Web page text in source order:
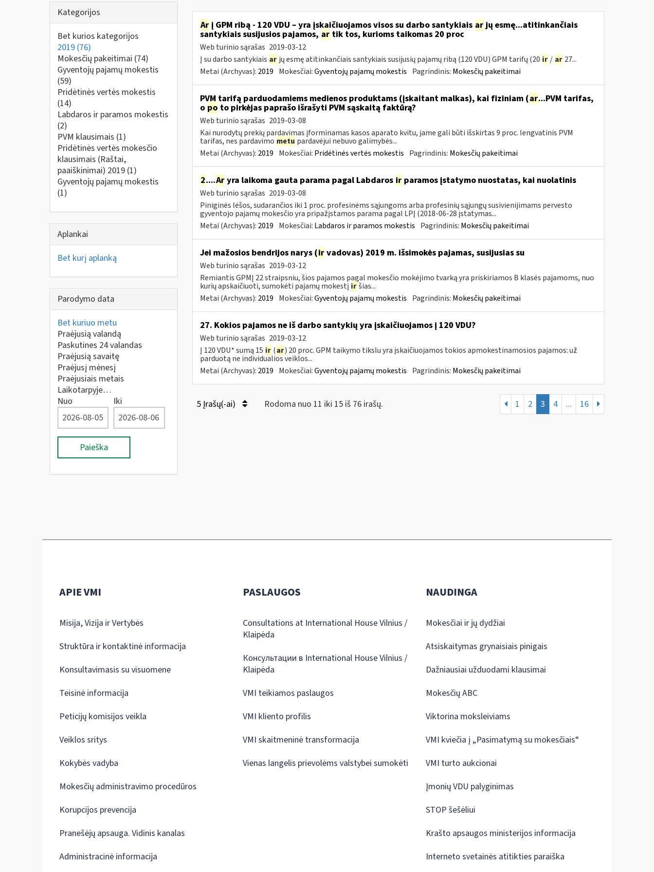
Kategorijos
Bet kurios kategorijos
2019 (76)
Mokesčių pakeitimai (74)
Gyventojų pajamų mokestis
(59)
Pridėtinės vertės mokestis
(14)
Labdaros ir paramos mokestis
(2)
PVM klausimais (1)
Pridėtinės vertės mokesčio
klausimais (Raštai,
paaiškinimai) 2019 (1)
Gyventojų pajamų mokestis
(1)
Aplankai
Bet kurį aplanką
Parodymo data
Bet kuriuo metu
Praėjusią valandą
Paskutines 24 valandas
Praėjusią savaitę
Praėjusį mėnesį
Praėjusiais metais
Laikotarpyje…
Nuo
Iki
Paieška
Arį GPM ribą - 120 VDU – yra įskaičiuojamos visos su darbo santykiais arjų esmę...atitinkančiais
santykiais susijusios pajamos, artik tos, kurioms taikomas 20 proc
Web turinio sąrašas 2019-03-12
Į su darbo santykiais ar jų esmę atitinkančiais santykiais susijusių pajamų ribą (120 VDU) GPM tarifų (20 ir / ar 27...
Metai (Archyvas): 2019 Mokesčiai:Gyventojų pajamų mokestis Pagrindinis: Mokesčių pakeitimai
PVM tarifą parduodamiems medienos produktams (įskaitant malkas), kai fiziniam (ar...PVM tarifas,
o po to pirkėjas paprašo išrašyti PVM sąskaitą faktūrą?
Web turinio sąrašas 2019-03-08
Kai nurodytų prekių pardavimas įforminamas kasos aparato kvitu, jame gali būti išskirtas 9 proc. lengvatinis PVM
tarifas, nes pardavimo metu pardavėjui nebuvo galimybės...
Metai (Archyvas): 2019 Mokesčiai: Pridėtinės vertės mokestis Pagrindinis: Mokesčių pakeitimai
2....Aryra laikoma gauta parama pagal Labdaros irparamos įstatymo nuostatas, kai nuolatinis
Web turinio sąrašas 2019-03-08
Piniginės lėšos, sudarančios iki 1 proc. profesinėms sąjungoms arba profesinių sąjungų susivienijimams pervesto
gyventojo pajamų mokesčio yra pripažįstamos parama pagal LPĮ (2018-06-28 įstatymas...
Metai (Archyvas): 2019 Mokesčiai: Labdaros ir paramos mokestis Pagrindinis: Mokesčių pakeitimai
Jei mažosios bendrijos narys (irvadovas) 2019 m. išsimokės pajamas, susijusias su
Web turinio sąrašas 2019-03-12
Remiantis GPMĮ 22 straipsniu, šios pajamos pagal mokesčio mokėjimo tvarką yra priskiriamos B klasės pajamoms, nuo
kurių apskaičiuoti, sumokėti pajamų mokestį ir šias...
Metai (Archyvas): 2019 Mokesčiai:Gyventojų pajamų mokestis Pagrindinis: Mokesčių pakeitimai
27. Kokios pajamos ne iš darbo santykių yra įskaičiuojamos į 120 VDU?
Web turinio sąrašas 2019-03-12
Į 120 VDU* sumą 15 ir (ar) 20 proc. GPM taikymo tikslu yra įskaičiuojamos tokios apmokestinamosios pajamos: už
parduotą ne individualios veiklos...
Metai (Archyvas): 2019 Mokesčiai:Gyventojų pajamų mokestis Pagrindinis: Mokesčių pakeitimai
5 Įrašų(-ai) Rodoma nuo 11 iki 15 iš 76 irašų. 1 2 3 4 ... 16
APIE VMI
Misija, Vizija ir Vertybės
Struktūra ir kontaktinė informacija
Konsultavimasis su visuomene
Teisinė informacija
Peticijų komisijos veikla
Veiklos sritys
Kokybės vadyba
Mokesčių administravimo procedūros
Korupcijos prevencija
Pranešėjų apsauga. Vidinis kanalas
Administracinė informacija
PASLAUGOS
Consultations at International House Vilnius /
Klaipėda
Консультации в International House Vilnius /
Klaipėda
VMI teikiamos paslaugos
VMI kliento profilis
VMI skaitmeninė transformacija
Vienas langelis prievolėms valstybei sumokėti
NAUDINGA
Mokesčiai ir jų dydžiai
Atsiskaitymas grynaisiais pinigais
Dažniausiai užduodami klausimai
Mokesčių ABC
Viktorina moksleiviams
VMI kviečia į „Pasimatymą su mokesčiais“
VMI turto aukcionai
Įmonių VDU palyginimas
STOP šešėliui
Krašto apsaugos ministerijos informacija
Interneto svetainės atitikties paraiška